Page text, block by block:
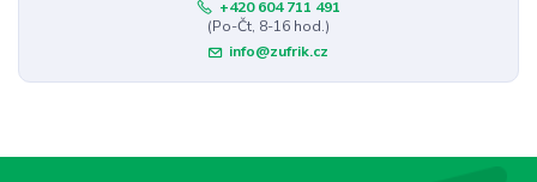
+420 604 711 491
(Po-Čt, 8-16 hod.)
info@zufrik.cz